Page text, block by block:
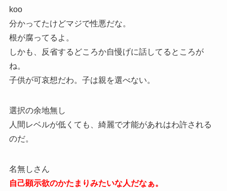
koo
分かってたけどマジで性悪だな。
根が腐ってるよ。
しかも、反省するどころか自慢げに話してるところが
ね。
子供が可哀想だわ。子は親を選べない。
選択の余地無し
人間レベルが低くても、綺麗で才能があれはわ許される
のだ。
名無しさん
自己顕示欲のかたまりみたいな人だなぁ。